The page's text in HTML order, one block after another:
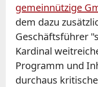
gemeinnützige
dem dazu
Geschäftsführer
Kardinal
Programm und
durchaus